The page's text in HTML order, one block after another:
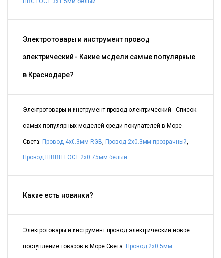
ПВС ГОСТ 3x1.5мм белый
Электротовары и инструмент провод
электрический - Какие модели самые популярные
в Краснодаре?
Электротовары и инструмент провод электрический - Список
самых популярных моделей среди покупателей в Море
Света: Провод 4x0.3мм RGB, Провод 2x0.3мм прозрачный,
Провод ШВВП ГОСТ 2x0.75мм белый
Какие есть новинки?
Электротовары и инструмент провод электрический новое
поступление товаров в Море Света: Провод 2x0.5мм